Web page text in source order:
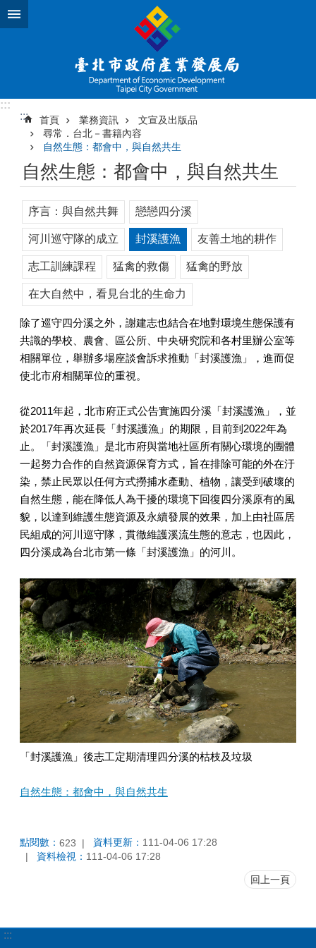
跳到主要內容區塊
:::
:::
首頁 業務資訊
文宣及出版品
尋常．台北－書籍內容
自然生態：都會中，與自然共生
自然生態：都會中，與自然共生
序言：與自然共舞 戀戀四分溪
河川巡守隊的成立 封溪護漁 友善土地的耕作
志工訓練課程 猛禽的救傷 猛禽的野放
在大自然中，看見台北的生命力
除了巡守四分溪之外，謝建志也結合在地對環境生態保護有
共識的學校、農會、區公所、中央研究院和各村里辦公室等
相關單位，舉辦多場座談會訴求推動「封溪護漁」，進而促
使北市府相關單位的重視。
從2011年起，北市府正式公告實施四分溪「封溪護漁」，並
於2017年再次延長「封溪護漁」的期限，目前到2022年為
止。「封溪護漁」是北市府與當地社區所有關心環境的團體
一起努力合作的自然資源保育方式，旨在排除可能的外在汙
染，禁止民眾以任何方式撈捕水產動、植物，讓受到破壞的
自然生態，能在降低人為干擾的環境下回復四分溪原有的風
貌，以達到維護生態資源及永續發展的效果，加上由社區居
民組成的河川巡守隊，貫徹維護溪流生態的意志，也因此，
四分溪成為台北市第一條「封溪護漁」的河川。
「封溪護漁」後志工定期清理四分溪的枯枝及垃圾
自然生態：都會中，與自然共生
點閱數： 623 資料更新： 111-04-06 17:28
資料檢視： 111-04-06 17:28
回上一頁
:::